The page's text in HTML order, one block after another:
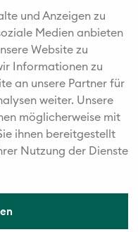
und Anzeigen zu
Medien anbieten
Website zu
Informationen zu
an unsere Partner für
weiter. Unsere
möglicherweise mit
ihnen bereitgestellt
Nutzung der Dienste
Reisen Gruppe